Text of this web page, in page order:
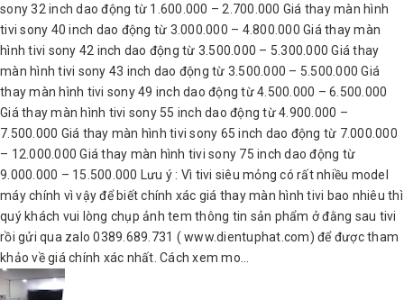
sony 32 inch dao động từ 1.600.000 – 2.700.000 Giá thay màn hình
tivi sony 40 inch dao động từ 3.000.000 – 4.800.000 Giá thay màn
hình tivi sony 42 inch dao động từ 3.500.000 – 5.300.000 Giá thay
màn hình tivi sony 43 inch dao động từ 3.500.000 – 5.500.000 Giá
thay màn hình tivi sony 49 inch dao động từ 4.500.000 – 6.500.000
Giá thay màn hình tivi sony 55 inch dao động từ 4.900.000 –
7.500.000 Giá thay màn hình tivi sony 65 inch dao động từ 7.000.000
– 12.000.000 Giá thay màn hình tivi sony 75 inch dao động từ
9.000.000 – 15.500.000 Lưu ý : Vì tivi siêu mỏng có rất nhiều model
máy chính vì vậy để biết chính xác giá thay màn hình tivi bao nhiêu thì
quý khách vui lòng chụp ảnh tem thông tin sản phẩm ở đằng sau tivi
rồi gửi qua zalo 0389.689.731 ( www.dientuphat.com) để được tham
khảo về giá chính xác nhất. Cách xem mo...